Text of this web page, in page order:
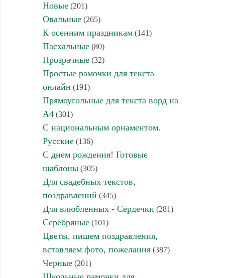
Новые(201)
Овальные(265)
К осенним праздникам(141)
Пасхальные(80)
Прозрачные(32)
Простые рамочки для текста
онлайн (191)
Прямоугольные для текста ворд на
А4(301)
С национальным орнаментом.
Русские(136)
С днем рождения! Готовые
шаблоны(305)
Для свадебных текстов,
поздравлений (345)
Для влюбленных - Сердечки (281)
Серебряные(101)
Цветы, пишем поздравления,
вставляем фото, пожелания(387)
Черные(201)